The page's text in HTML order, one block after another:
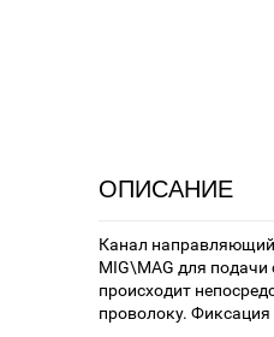
ОПИСАНИЕ
Канал направляющий
MIG\MAG для подачи
происходит
проволоку. Фиксация